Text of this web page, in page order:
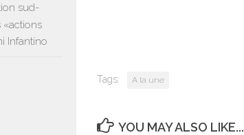
Tags: A la une
YOU MAY ALSO LIKE...
sud-
«actions
Infantino